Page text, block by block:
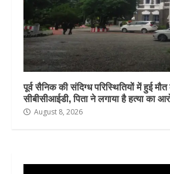
पूर्व सैनिक की संदिग्ध परिस्थितियों में हुई
सीबीसीआईडी, पिता ने लगाया है हत्या का
August 8, 2026